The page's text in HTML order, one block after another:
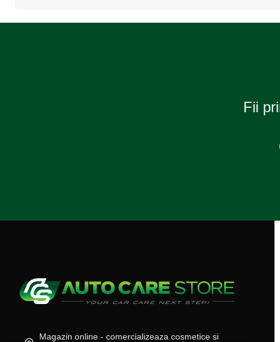
Fii
Magazin online - comercializeaza cosmetice si